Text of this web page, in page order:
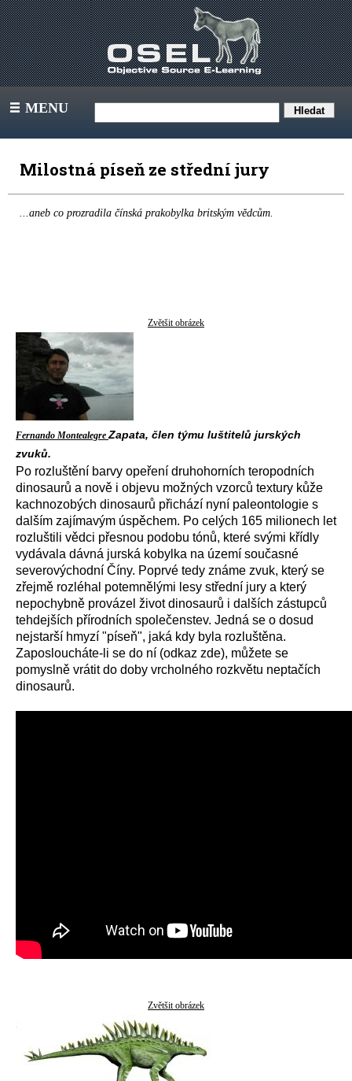
III MENU
Milostná píseň ze střední jury
...aneb co prozradila čínská prakobylka britským vědcům.
Zvětšit obrázek
Fernando MontealegreZapata, člen týmu luštitelů jurských
zvuků.
Po rozluštění barvy opeření druhohorních teropodních
dinosaurů a nově i objevu možných vzorců textury kůže
kachnozobých dinosaurů přichází nyní paleontologie s
dalším zajímavým úspěchem. Po celých 165 milionech let
rozluštili vědci přesnou podobu tónů, které svými křídly
vydávala dávná jurská kobylka na území současné
severovýchodní Číny. Poprvé tedy známe zvuk, který se
zřejmě rozléhal potemnělými lesy střední jury a který
nepochybně provázel život dinosaurů i dalších zástupců
tehdejších přírodních společenstev. Jedná se o dosud
nejstarší hmyzí "píseň", jaká kdy byla rozluštěna.
Zaposloucháte-li se do ní (odkaz zde), můžete se
pomyslně vrátit do doby vrcholného rozkvětu neptačích
dinosaurů.
Zvětšit obrázek